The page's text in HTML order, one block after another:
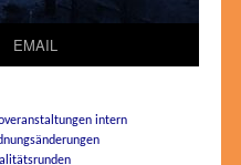
EMAIL
intern